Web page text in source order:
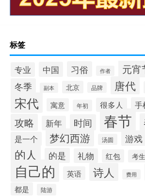
标签
专业 中国 习俗 作者 元宵
冬季 副本 北京 品牌 唐代
宋代 寓意 年初 很多人 手
攻略 新年 时间 春节
是一个 梦幻西游 汤圆 游戏
的人 的是 礼物 红包 考生
自己的 英语 诗人 费用
都是 陆游